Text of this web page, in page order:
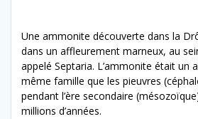
Une ammonite découverte dans la
dans un affleurement marneux, au
appelé Septaria. L’ammonite était un
même famille que les pieuvres
pendant l’ère secondaire
millions d’années.